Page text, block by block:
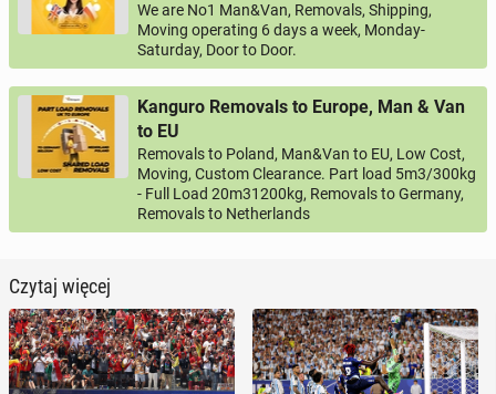
We are No1 Man&Van, Removals, Shipping,
Moving operating 6 days a week, Monday-
Saturday, Door to Door.
Kanguro Removals to Europe, Man & Van
to EU
Removals to Poland, Man&Van to EU, Low Cost,
Moving, Custom Clearance. Part load 5m3/300kg
- Full Load 20m31200kg, Removals to Germany,
Removals to Netherlands
Czytaj więcej